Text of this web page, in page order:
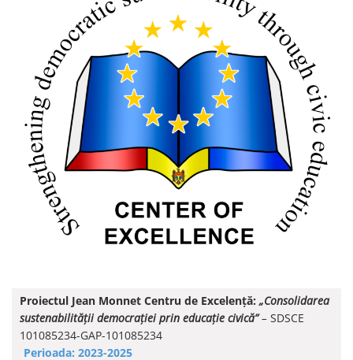
Proiectul Jean Monnet Centru de Excelență: „Consolidarea
sustenabilității democrației prin educație civică”– SDSCE
101085234-GAP-101085234
Perioada: 2023-2025